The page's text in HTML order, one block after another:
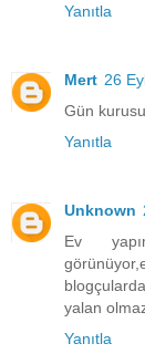
Yanıtla
Mert 26
Gün
Yanıtla
Unknown
Ev
yalan
Yanıtla